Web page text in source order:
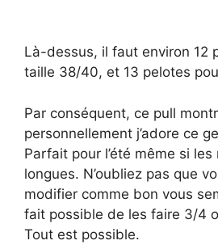
Là-dessus, il faut environ 12
taille 38/40, et 13 pelotes
Par conséquent, ce pull
personnellement j’adore ce
Parfait pour l’été même si
longues. N’oubliez pas que
modifier comme bon vous
fait possible de les faire 3/4
Tout est possible.